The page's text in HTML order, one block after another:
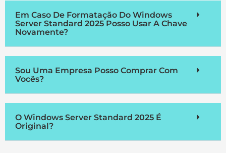
Em Caso De Formatação Do Windows
Server Standard 2025 Posso Usar A Chave
Novamente?
Sou Uma Empresa Posso Comprar Com
Vocês?
O Windows Server Standard 2025 É
Original?